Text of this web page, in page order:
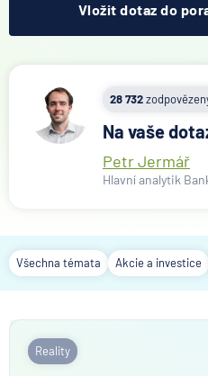
Vložit dotaz do
28 732
Na vaše
Petr Jermář
Hlavní analytik
Všechna témata Akcie a investice
Reality